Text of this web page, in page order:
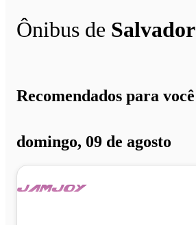
Ônibus de Salvador
Recomendados para você
domingo, 09 de agosto